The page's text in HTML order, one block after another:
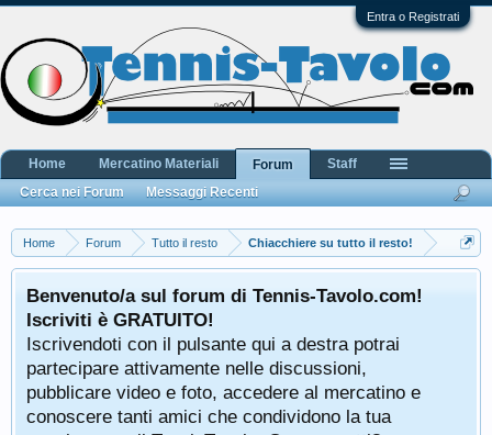
Entra o Registrati
Home Forum Tutto il resto Chiacchiere su tutto il resto!
Benvenuto/a sul forum di Tennis-Tavolo.com!
Iscriviti è GRATUITO!
Iscrivendoti con il pulsante qui a destra potrai
partecipare attivamente nelle discussioni,
pubblicare video e foto, accedere al mercatino e
conoscere tanti amici che condividono la tua
Home Mercatino Materiali
Forum
Cerca nei Forum
Messaggi Recenti
Staff